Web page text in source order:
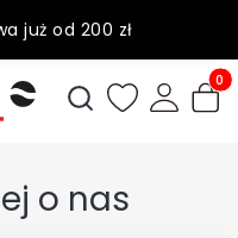
już od 200 zł
produky
Otwórz
o nas